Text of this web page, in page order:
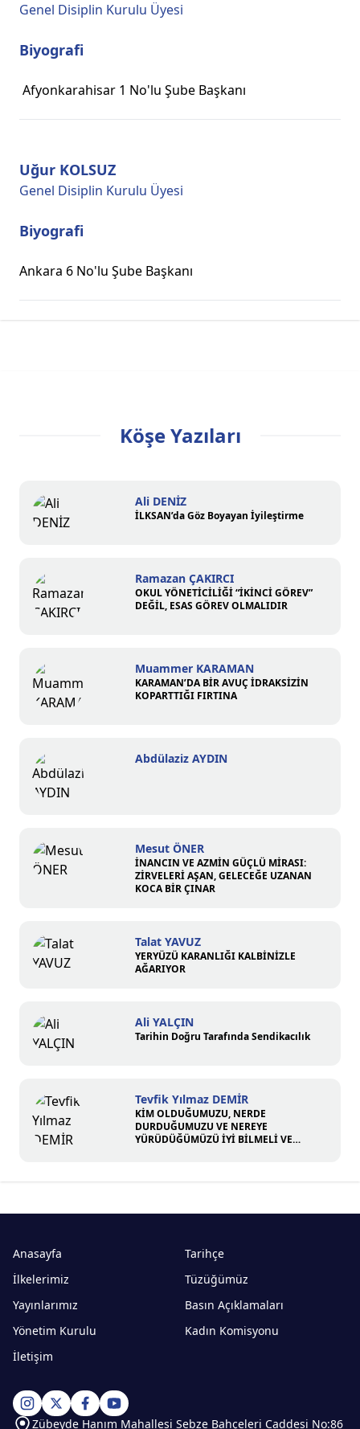
Genel Disiplin Kurulu Üyesi
Biyografi
Afyonkarahisar 1 No'lu Şube Başkanı
Uğur KOLSUZ
Genel Disiplin Kurulu Üyesi
Biyografi
Ankara 6 No'lu Şube Başkanı
Köşe Yazıları
Ali DENİZ
İLKSAN’da Göz Boyayan İyileştirme
Ramazan ÇAKIRCI
OKUL YÖNETİCİLİĞİ “İKİNCİ GÖREV”
DEĞİL, ESAS GÖREV OLMALIDIR
Muammer KARAMAN
KARAMAN’DA BİR AVUÇ İDRAKSİZİN
KOPARTTIĞI FIRTINA
Abdülaziz AYDIN
Mesut ÖNER
İNANCIN VE AZMİN GÜÇLÜ MİRASI:
ZİRVELERİ AŞAN, GELECEĞE UZANAN
KOCA BİR ÇINAR
Talat YAVUZ
YERYÜZÜ KARANLIĞI KALBİNİZLE
AĞARIYOR
Ali YALÇIN
Tarihin Doğru Tarafında Sendikacılık
Tevfik Yılmaz DEMİR
KİM OLDUĞUMUZU, NERDE
DURDUĞUMUZU VE NEREYE
YÜRÜDÜĞÜMÜZÜ İYİ BİLMELİ VE
Anasayfa
Tarihçe
İlkelerimiz
Tüzüğümüz
Yayınlarımız
Basın Açıklamaları
Yönetim Kurulu
Kadın Komisyonu
İletişim
Zübeyde Hanım Mahallesi Sebze Bahçeleri Caddesi No:86